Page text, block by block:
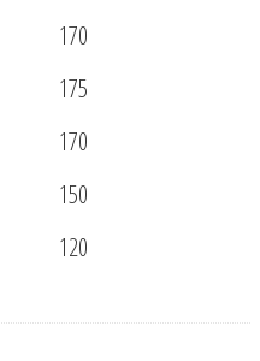
170
175
170
150
120